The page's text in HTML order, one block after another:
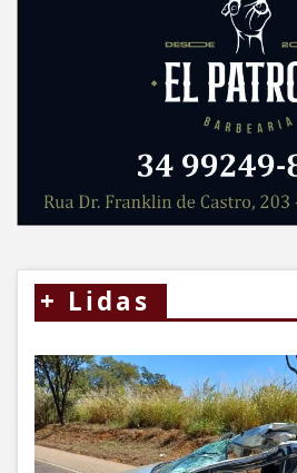
+ Lidas